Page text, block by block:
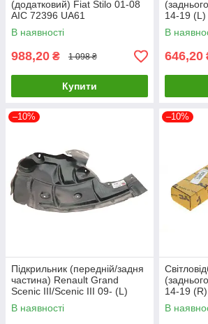
(додатковий) Fiat Stilo 01-08
AIC 72396 UA61
В наявності
988,20 ₴ 1 098 ₴
Купити
14-19 (L)
0693939
В
646,20
–10%
Підкрильник (передній/задня
частина) Renault Grand
Scenic III/Scenic III 09- (L)
VAN WEZEL 4380435 UA61
В наявності
–10%
14-19
0693940
В